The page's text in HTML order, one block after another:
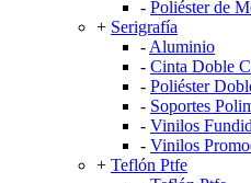
- Poliéster de
+ Serigrafía
- Aluminio
- Cinta Doble
- Poliéster
- Soportes
- Vinilos
- Vinilos
+ Teflón Ptfe